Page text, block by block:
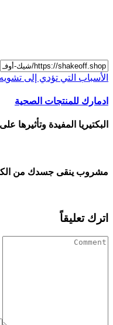
الأسباب التي تؤدي إلى
ادمارك للمنتجات الصحية
البكتيريا المفيدة وتأثيرها
مشروب ينقى جسدك من
اترك تعليقاً